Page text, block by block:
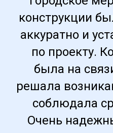
конструкции
аккуратно и
по проекту.
была на
решала
соблюдала
Очень